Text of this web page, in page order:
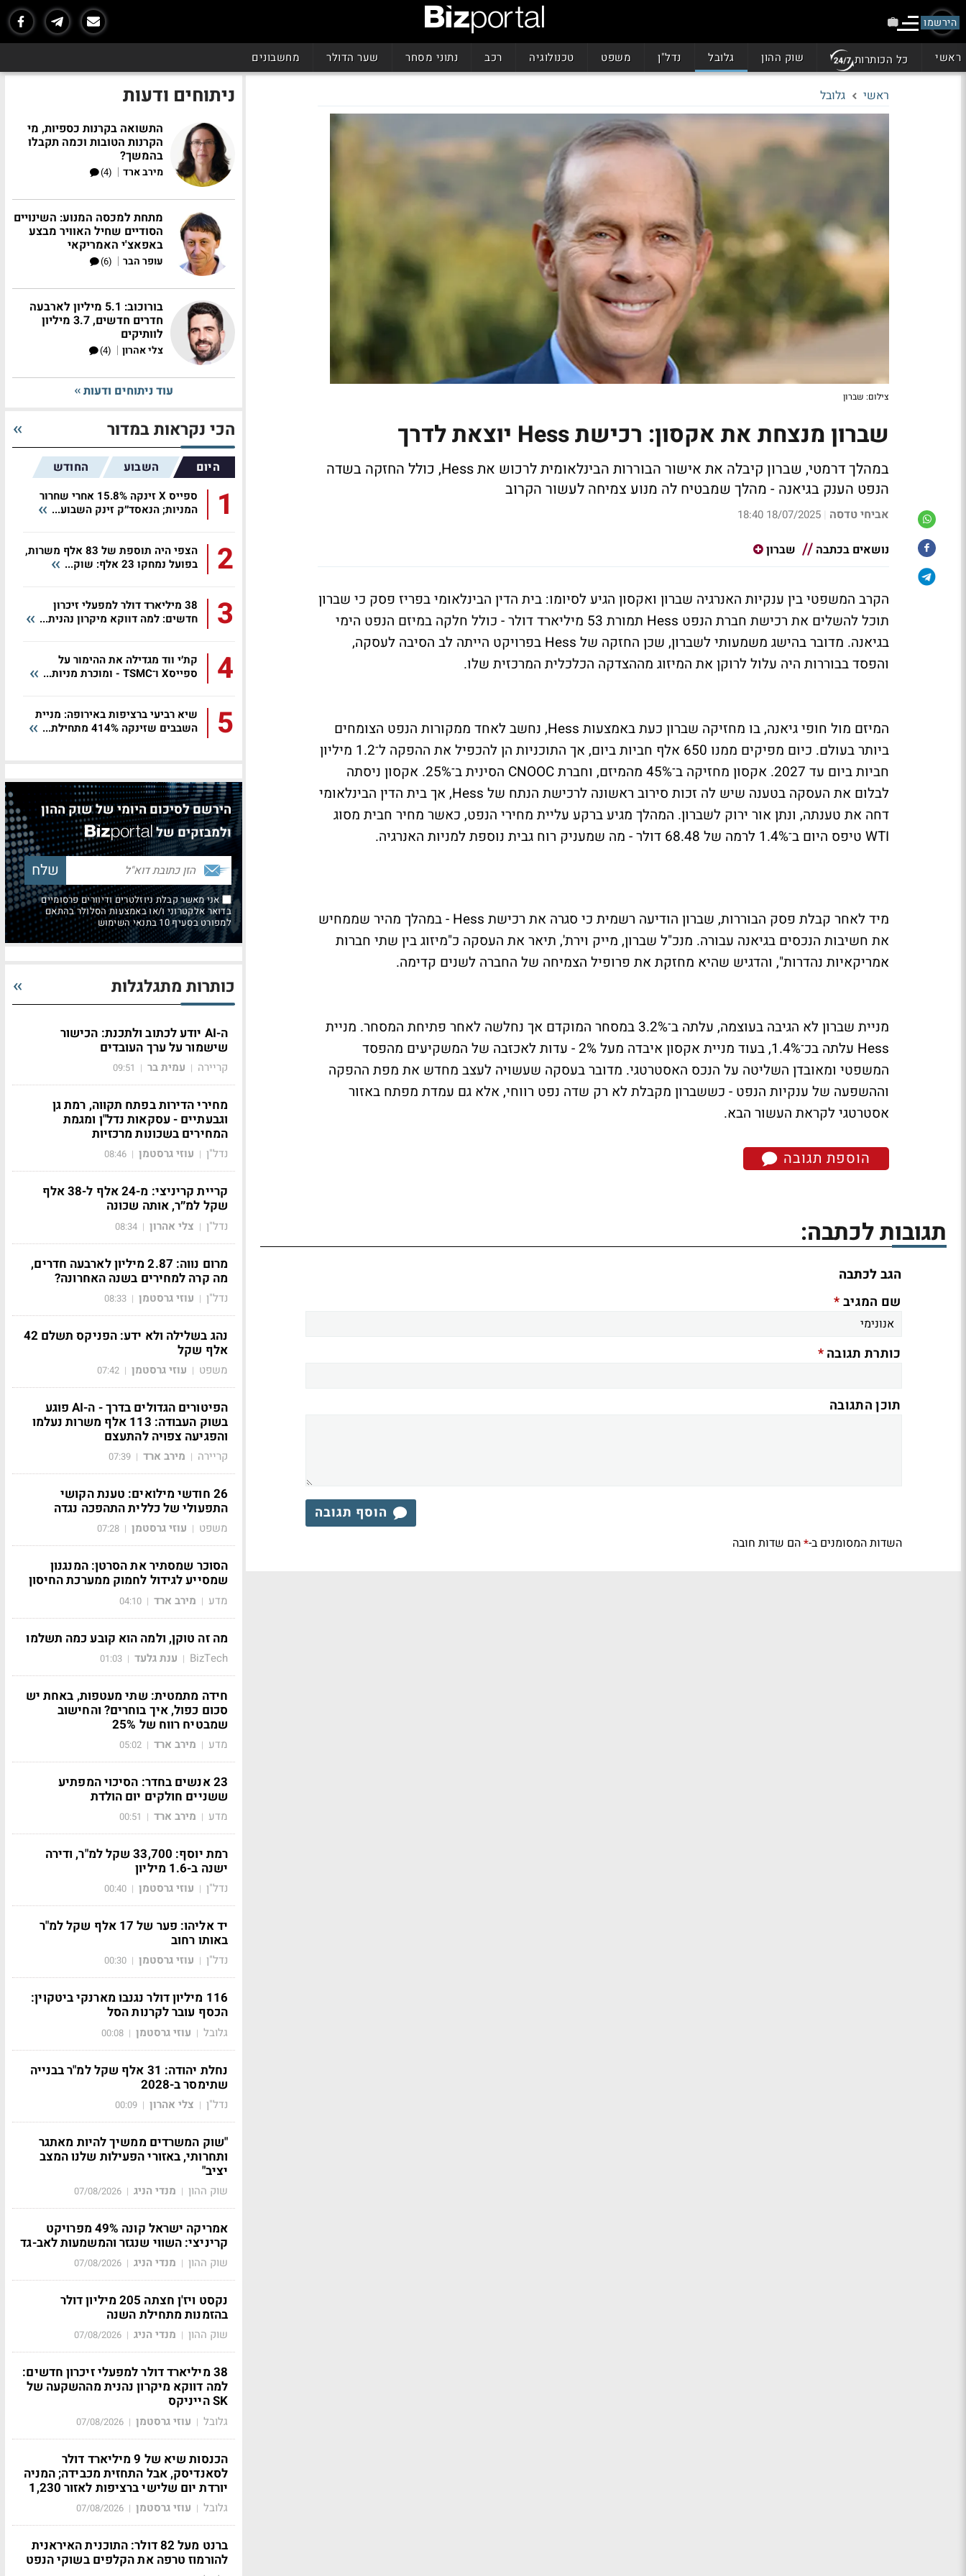
הירשמו
ראשי כל הכותרות שוק ההון גלובל נדל"ן משפט טכנולוגיה רכב נתוני מסחר שער הדולר מחשבונים
ראשי גלובל
צילום: שברון
שברון מנצחת את אקסון: רכישת Hess יוצאת לדרך
במהלך דרמטי, שברון קיבלה את אישור הבוררות הבינלאומית לרכוש את Hess, כולל החזקה בשדה
הנפט הענק בגיאנה - מהלך שמבטיח לה מנוע צמיחה לעשור הקרוב
אביחי טדסה |
18/07/2025 18:40
נושאים בכתבה שברון
הקרב המשפטי בין ענקיות האנרגיה שברון ואקסון הגיע לסיומו: בית הדין הבינלאומי בפריז פסק כי שברון
תוכל להשלים את רכישת חברת הנפט Hess תמורת 53 מיליארד דולר - כולל חלקה במיזם הנפט הימי
בגיאנה. מדובר בהישג משמעותי לשברון, שכן החזקה של Hess בפרויקט הייתה לב הסיבה לעסקה,
והפסד בבוררות היה עלול לרוקן את המיזוג מההצדקה הכלכלית המרכזית שלו.
המיזם מול חופי גיאנה, בו מחזיקה שברון כעת באמצעות Hess, נחשב לאחד ממקורות הנפט הצומחים
ביותר בעולם. כיום מפיקים ממנו 650 אלף חביות ביום, אך התוכניות הן להכפיל את ההפקה ל־1.2 מיליון
חביות ביום עד 2027. אקסון מחזיקה ב־45% מהמיזם, וחברת CNOOC הסינית ב־25%. אקסון ניסתה
לבלום את העסקה בטענה שיש לה זכות סירוב ראשונה לרכישת הנתח של Hess, אך בית הדין הבינלאומי
דחה את טענתה, ונתן אור ירוק לשברון. המהלך מגיע ברקע עליית מחירי הנפט, כאשר מחיר חבית מסוג
WTI טיפס היום ב־1.4% לרמה של 68.48 דולר - מה שמעניק רוח גבית נוספת למניות האנרגיה.
מיד לאחר קבלת פסק הבוררות, שברון הודיעה רשמית כי סגרה את רכישת Hess - במהלך מהיר שממחיש
את חשיבות הנכסים בגיאנה עבורה. מנכ"ל שברון, מייק וירת', תיאר את העסקה כ"מיזוג בין שתי חברות
אמריקאיות נהדרות", והדגיש שהיא מחזקת את פרופיל הצמיחה של החברה לשנים קדימה.
מניית שברון לא הגיבה בעוצמה, עלתה ב־3.2% במסחר המוקדם אך נחלשה לאחר פתיחת המסחר. מניית
Hess עלתה בכ־1.4%, בעוד מניית אקסון איבדה מעל 2% - עדות לאכזבה של המשקיעים מהפסד
המשפטי ומאובדן השליטה על הנכס האסטרטגי. מדובר בעסקה שעשויה לעצב מחדש את מפת ההפקה
וההשפעה של ענקיות הנפט - כששברון מקבלת לא רק שדה נפט רווחי, אלא גם עמדת מפתח באזור
אסטרטגי לקראת העשור הבא.
הוספת תגובה
תגובות לכתבה:
הגב לכתבה
שם המגיב*
כותרת תגובה*
תוכן התגובה
הוסף תגובה
השדות המסומנים ב-*הם שדות חובה
ניתוחים ודעות
התשואה בקרנות כספיות, מי
הקרנות הטובות וכמה תקבלו
בהמשך?
מירב ארד |
(4)
מתחת למכסה המנוע: השינויים
הסודיים שחיל האוויר מבצע
באפאצ'י האמריקאי
עופר הבר |
(6)
בורוכוב: 5.1 מיליון לארבעה
חדרים חדשים, 3.7 מיליון
לוותיקים
צלי אהרון |
(4)
עוד ניתוחים ודעות
הכי נקראות במדור
היום השבוע החודש
1
ספייס X זינקה 15.8% אחרי שחרור
המניות; הנאסד״ק זינק השבוע...
2
הצפי היה תוספת של 83 אלף משרות,
בפועל נמחקו 23 אלף: שוק...
3
38 מיליארד דולר למפעלי זיכרון
חדשים: למה דווקא מיקרון נהנית...
4
קת׳י ווד מגדילה את ההימור על
ספייסX ו־TSMC - ומוכרת מניות...
5
שיא רביעי ברציפות באירופה: מניית
השבבים שזינקה 414% מתחילת...
הירשם לסיכום היומי של שוק ההון
ולמבזקים של
אני מאשר קבלת ניוזלטרים ודיוורים פרסומיים
בדואר אלקטרוני ו/או באמצעות הסלולר בהתאם
למפורט בסעיף 10 בתנאי השימוש
כותרות מתגלגלות
ה-AI יודע לכתוב ולתכנת: הכישור
שישמור על ערך העובדים
קריירה | עמית בר |
09:51
מחירי הדירות בפתח תקווה, רמת גן
וגבעתיים - עסקאות נדל"ן ומגמת
המחירים בשכונות מרכזיות
נדל"ן | עוזי גרסטמן |
08:46
קריית קריניצי: מ-24 אלף ל-38 אלף
שקל למ״ר, אותה שכונה
נדל"ן | צלי אהרון |
08:34
מרום נווה: 2.87 מיליון לארבעה חדרים,
מה קרה למחירים בשנה האחרונה?
נדל"ן | עוזי גרסטמן |
08:33
נהג בשלילה ולא ידע: הפניקס תשלם 42
אלף שקל
משפט | עוזי גרסטמן |
07:42
הפיטורים הגדולים בדרך - ה-AI פוגע
בשוק העבודה: 113 אלף משרות נעלמו
והפגיעה צפויה להתעצם
קריירה | מירב ארד |
07:39
26 חודשי מילואים: טענת הקושי
התפעולי של כללית התהפכה נגדה
משפט | עוזי גרסטמן |
07:28
הסוכר שמסתיר את הסרטן: המנגנון
שמסייע לגידול לחמוק ממערכת החיסון
מדע | מירב ארד |
04:10
מה זה טוקן, ולמה הוא קובע כמה תשלמו
BizTech
| ענת גלעד |
01:03
חידה מתמטית: שתי מעטפות, באחת יש
סכום כפול, איך בוחרים? והחישוב
שמבטיח רווח של 25%
מדע | מירב ארד |
05:02
23 אנשים בחדר: הסיכוי המפתיע
ששניים חולקים יום הולדת
מדע | מירב ארד |
00:51
רמת יוסף: 33,700 שקל למ"ר, ודירה
ישנה ב-1.6 מיליון
נדל"ן | עוזי גרסטמן |
00:40
יד אליהו: פער של 17 אלף שקל למ"ר
באותו רחוב
נדל"ן | עוזי גרסטמן |
00:30
116 מיליון דולר נגנבו מארנקי ביטקוין:
הכסף עובר לקרנות הסל
גלובל | עוזי גרסטמן |
00:08
נחלת יהודה: 31 אלף שקל למ"ר בבנייה
שתימסר ב-2028
נדל"ן | צלי אהרון |
00:09
"שוק המשרדים ממשיך להיות מאתגר
ותחרותי, באזורי הפעילות שלנו המצב
יציב"
שוק ההון | מנדי הניג |
07/08/2026
אמריקה ישראל קונה 49% מפרויקט
קריניצי: השווי שנגזר והמשמעות לאב-גד
שוק ההון | מנדי הניג |
07/08/2026
נקסט ויז'ן חצתה 205 מיליון דולר
בהזמנות מתחילת השנה
שוק ההון | מנדי הניג |
07/08/2026
38 מיליארד דולר למפעלי זיכרון חדשים:
למה דווקא מיקרון נהנית מההשקעה של
SK הייניקס
גלובל | עוזי גרסטמן |
07/08/2026
הכנסות שיא של 9 מיליארד דולר
לסאנדיסק, אבל התחזית מכבידה; המניה
יורדת יום שלישי ברציפות לאזור 1,230
גלובל | עוזי גרסטמן |
07/08/2026
ברנט מעל 82 דולר: התוכנית האיראנית
להורמוז טרפה את הקלפים בשוקי הנפט